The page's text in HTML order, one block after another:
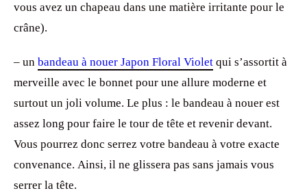
vous avez un chapeau dans une matière irritante pour le
crâne).
– un bandeau à nouer Japon Floral Violet qui s’assortit à
merveille avec le bonnet pour une allure moderne et
surtout un joli volume. Le plus : le bandeau à nouer est
assez long pour faire le tour de tête et revenir devant.
Vous pourrez donc serrez votre bandeau à votre exacte
convenance. Ainsi, il ne glissera pas sans jamais vous
serrer la tête.